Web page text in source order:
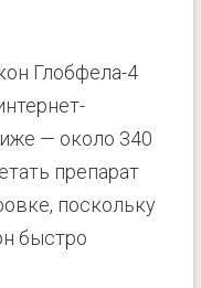
Глобфела-4
— около 340
препарат
поскольку
быстро